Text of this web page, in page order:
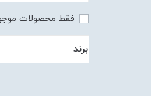
فقط محصولات
برند